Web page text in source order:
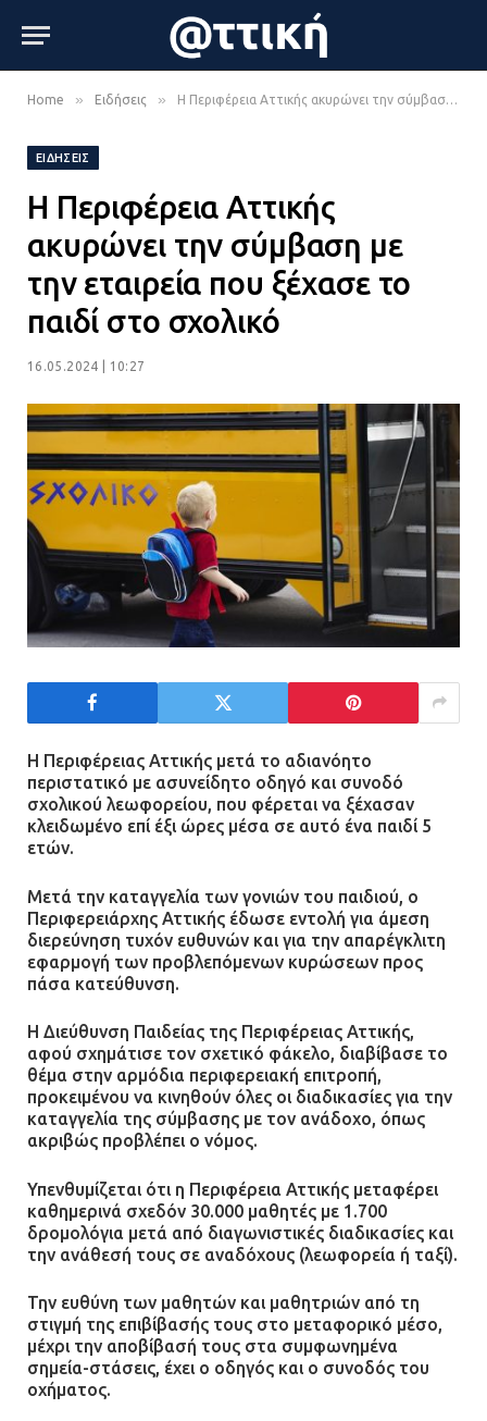
Home » Ειδήσεις » Η Περιφέρεια Αττικής ακυρώνει την σύμβαση με την εταιρεία που ξέχασε το παιδί στο σχολικό
ΕΙΔΉΣΕΙΣ
Η Περιφέρεια Αττικής
ακυρώνει την σύμβαση με
την εταιρεία που ξέχασε το
παιδί στο σχολικό
16.05.2024 | 10:27
Η Περιφέρειας Αττικής μετά το αδιανόητο
περιστατικό με ασυνείδητο οδηγό και συνοδό
σχολικού λεωφορείου, που φέρεται να ξέχασαν
κλειδωμένο επί έξι ώρες μέσα σε αυτό ένα παιδί 5
ετών.
Μετά την καταγγελία των γονιών του παιδιού, ο
Περιφερειάρχης Αττικής έδωσε εντολή για άμεση
διερεύνηση τυχόν ευθυνών και για την απαρέγκλιτη
εφαρμογή των προβλεπόμενων κυρώσεων προς
πάσα κατεύθυνση.
Η Διεύθυνση Παιδείας της Περιφέρειας Αττικής,
αφού σχημάτισε τον σχετικό φάκελο, διαβίβασε το
θέμα στην αρμόδια περιφερειακή επιτροπή,
προκειμένου να κινηθούν όλες οι διαδικασίες για την
καταγγελία της σύμβασης με τον ανάδοχο, όπως
ακριβώς προβλέπει ο νόμος.
Υπενθυμίζεται ότι η Περιφέρεια Αττικής μεταφέρει
καθημερινά σχεδόν 30.000 μαθητές με 1.700
δρομολόγια μετά από διαγωνιστικές διαδικασίες και
την ανάθεσή τους σε αναδόχους (λεωφορεία ή ταξί).
Την ευθύνη των μαθητών και μαθητριών από τη
στιγμή της επιβίβασής τους στο μεταφορικό μέσο,
μέχρι την αποβίβασή τους στα συμφωνημένα
σημεία-στάσεις, έχει ο οδηγός και ο συνοδός του
οχήματος.